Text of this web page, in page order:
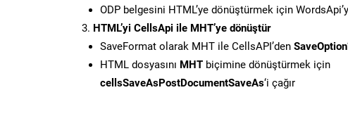
ODP belgesini HTML’ye dönüştürmek için
HTML’yi CellsApi ile MHT’ye dönüştür
SaveFormat olarak MHT ile CellsAPI’den SaveOption
HTML dosyasını MHT biçimine dönüştürmek için
cellsSaveAsPostDocumentSaveAs‘i çağır